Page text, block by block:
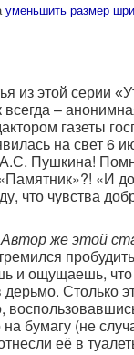
уменьшить размер
из этой серии
всегда –
газеты
на свет 6
Пушкина!
«И
что чувства
Автор же этой
и ощущаешь,
дерьмо. Столько
бумагу (не
её в